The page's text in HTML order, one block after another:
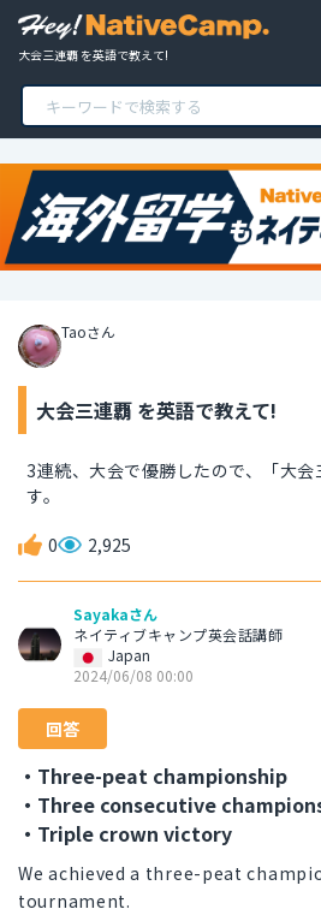
大会三連覇 を英語で教えて!
Taoさん
大会三連覇 を英語で教えて!
3連続、大会で優勝したので、「大
す。
0 2,925
Sayakaさん
ネイティブキャンプ英会話講師
Japan
2024/06/08 00:00
回答
・Three-peat championship
・Three consecutive
・Triple crown victory
We achieved a three-peat
tournament.